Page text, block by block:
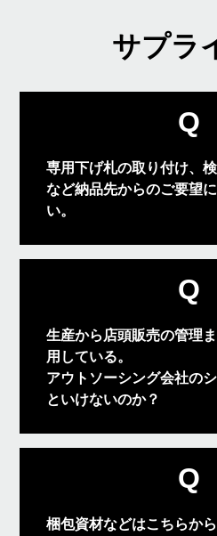
サプラ
Q
専用下げ札の取り付け、
など納品先からのご要望
い。
A
応いたしておりま
Q
生産から店頭販売の管理
用している。
アウトソーシング会社の
といけないのか？
A
貴社システムを当
能です。また出荷
Q
梱包資材などはこちらか